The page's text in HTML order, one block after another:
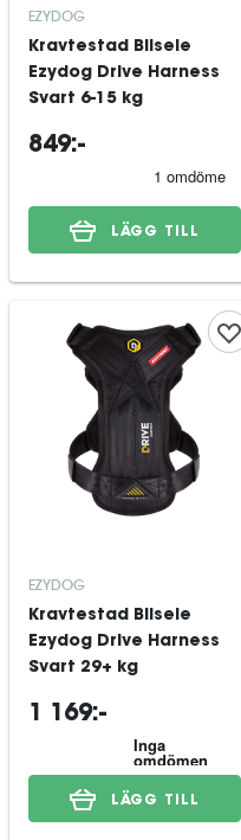
EZYDOG
Kravtestad Bilsele
Ezydog Drive Harness
Svart 6-15 kg
849:-
LÄGG TILL
EZYDOG
Kravtestad Bilsele
Ezydog Drive Harness
Svart 29+ kg
1 169:-
LÄGG TILL